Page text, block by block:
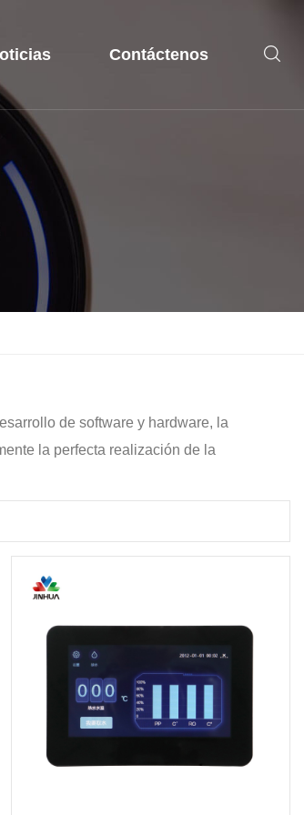
Contáctenos
de software y hardware, la
la perfecta realización de la